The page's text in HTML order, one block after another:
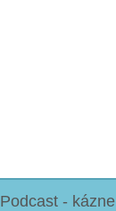
Podcast - kázne